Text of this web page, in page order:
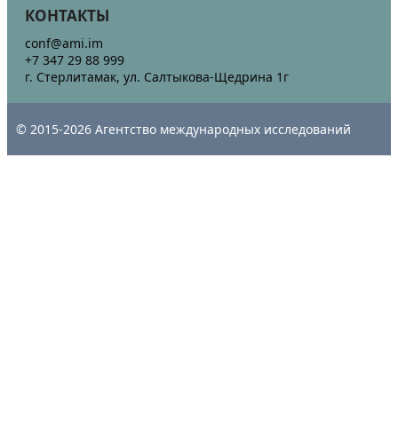
КОНТАКТЫ
conf@ami.im
+7 347 29 88 999
г. Стерлитамак, ул. Салтыкова-Щедрина 1г
© 2015-2026 Агентство международных исследований